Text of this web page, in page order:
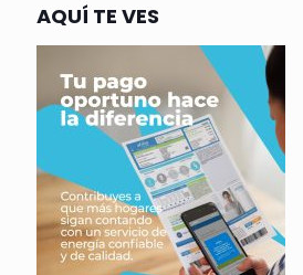
AQUÍ TE VES